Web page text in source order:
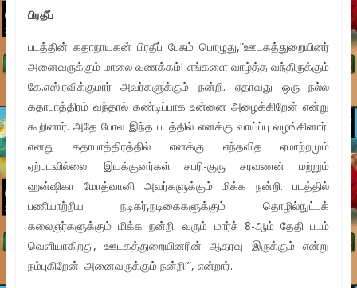
பிரதீப்
படத்தின் கதாநாயகன் பிரதீப் பேசும் பொழுது,”ஊடகத்துறையினர்
அனைவருக்கும் மாலை வணக்கம்! எங்களை வாழ்த்த வந்திருக்கும்
கே.எஸ்.ரவிக்குமார் அவர்களுக்கும் நன்றி. ஏதாவது ஒரு நல்ல
கதாபாத்திரம் வந்தால் கண்டிப்பாக உன்னை அழைக்கிறேன் என்று
கூறினார். அதே போல இந்த படத்தில் எனக்கு வாய்ப்பு வழங்கினார்.
எனது கதாபாத்திரத்தில் எனக்கு எந்தவித ஏமாற்றமும்
ஏற்படவில்லை. இயக்குனர்கள் சபரி-குரு சரவணன் மற்றும்
ஹன்ஷிகா மோத்வானி அவர்களுக்கும் மிக்க நன்றி. படத்தில்
பணியாற்றிய நடிகர்,நடிகைகளுக்கும் தொழில்நுட்பக்
கலைஞர்களுக்கும் மிக்க நன்றி. வரும் மார்ச் 8-ஆம் தேதி படம்
வெளியாகிறது, ஊடகத்துறையினரின் ஆதரவு இருக்கும் என்று
நம்புகிறேன். அனைவருக்கும் நன்றி!”, என்றார்.